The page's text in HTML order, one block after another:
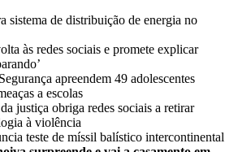
sistema de distribuição de energia no
às redes sociais e promete explicar
apreendem 49 adolescentes
a escolas
justiça obriga redes sociais a retirar
à violência
teste de míssil balístico intercontinental